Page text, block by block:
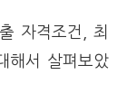
자격조건, 최
해서 살펴보았